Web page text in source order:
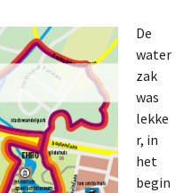
De
water
zak
was
lekke
r, in
het
begin